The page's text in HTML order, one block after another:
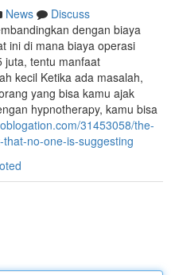
News
Discuss
dengan biaya
ini di mana biaya operasi
juta, tentu manfaat
kecil Ketika ada masalah,
yang bisa kamu ajak
hypnotherapy, kamu bisa
31453058/the-
no-one-is-suggesting